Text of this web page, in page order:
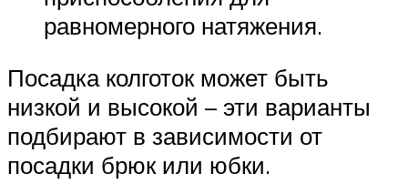
равномерного натяжения.
Посадка колготок может быть
низкой и высокой – эти варианты
подбирают в зависимости от
посадки брюк или юбки.